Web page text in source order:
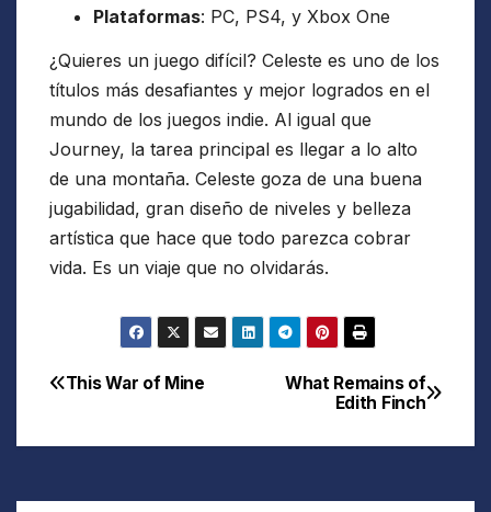
Plataformas: PC, PS4, y Xbox One
¿Quieres un juego difícil? Celeste es uno de los
títulos más desafiantes y mejor logrados en el
mundo de los juegos indie. Al igual que
Journey, la tarea principal es llegar a lo alto
de una montaña. Celeste goza de una buena
jugabilidad, gran diseño de niveles y belleza
artística que hace que todo parezca cobrar
vida. Es un viaje que no olvidarás.
Navegación
de
What Remains of
Edith Finch
This War of Mine